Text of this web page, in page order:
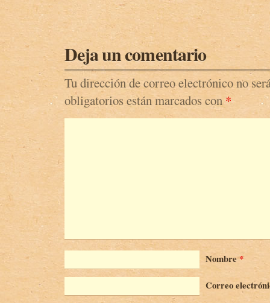
Deja un comentario
Tu dirección de correo electrónico no
obligatorios están marcados con*
Nombre*
Correo